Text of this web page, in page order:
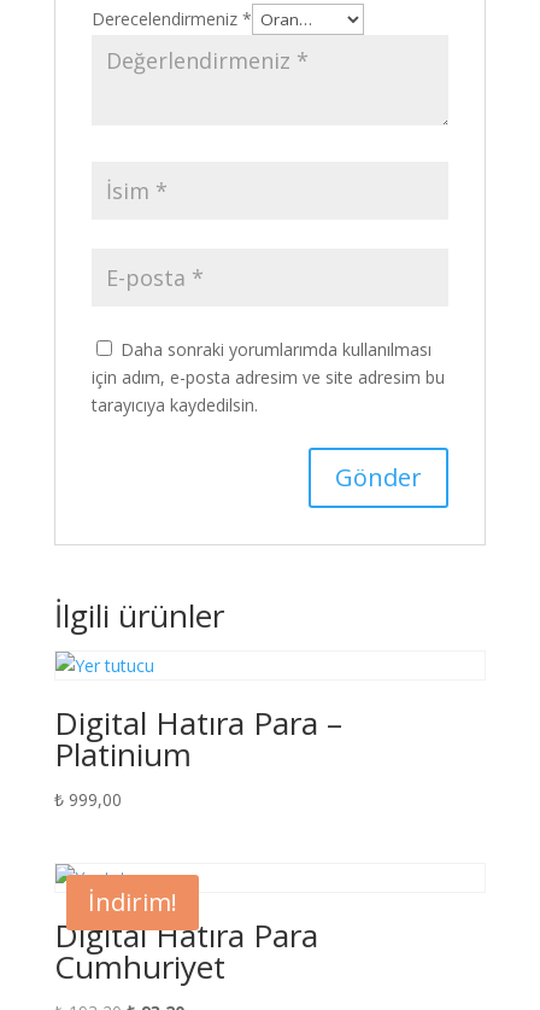
Derecelendirmeniz *
Daha sonraki yorumlarımda kullanılması
için adım, e-posta adresim ve site adresim bu
tarayıcıya kaydedilsin.
İlgili ürünler
Digital Hatıra Para –
Platinium
₺999,00
İndirim!
Digital Hatıra Para
Cumhuriyet